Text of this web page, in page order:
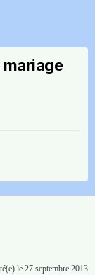
mariage
le 27 septembre 2013